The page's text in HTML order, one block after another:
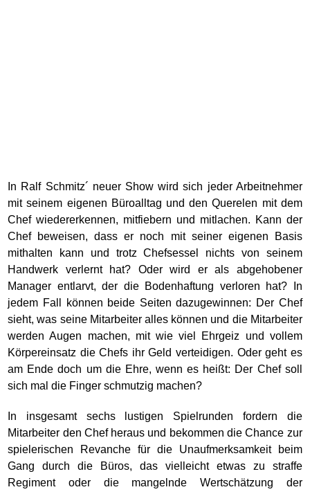
In Ralf Schmitz´ neuer Show wird sich jeder Arbeitnehmer
mit seinem eigenen Büroalltag und den Querelen mit dem
Chef wiedererkennen, mitfiebern und mitlachen. Kann der
Chef beweisen, dass er noch mit seiner eigenen Basis
mithalten kann und trotz Chefsessel nichts von seinem
Handwerk verlernt hat? Oder wird er als abgehobener
Manager entlarvt, der die Bodenhaftung verloren hat? In
jedem Fall können beide Seiten dazugewinnen: Der Chef
sieht, was seine Mitarbeiter alles können und die Mitarbeiter
werden Augen machen, mit wie viel Ehrgeiz und vollem
Körpereinsatz die Chefs ihr Geld verteidigen. Oder geht es
am Ende doch um die Ehre, wenn es heißt: Der Chef soll
sich mal die Finger schmutzig machen?
In insgesamt sechs lustigen Spielrunden fordern die
Mitarbeiter den Chef heraus und bekommen die Chance zur
spielerischen Revanche für die Unaufmerksamkeit beim
Gang durch die Büros, das vielleicht etwas zu straffe
Regiment oder die mangelnde Wertschätzung der